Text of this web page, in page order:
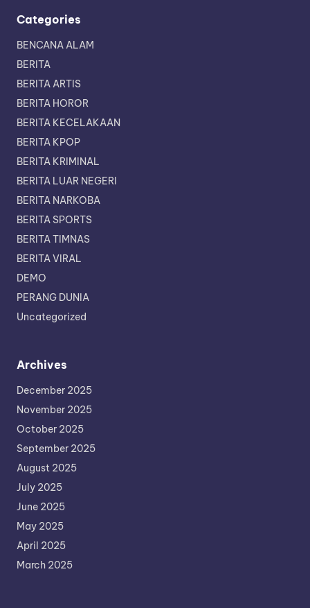
Categories
BENCANA ALAM
BERITA
BERITA ARTIS
BERITA HOROR
BERITA KECELAKAAN
BERITA KPOP
BERITA KRIMINAL
BERITA LUAR NEGERI
BERITA NARKOBA
BERITA SPORTS
BERITA TIMNAS
BERITA VIRAL
DEMO
PERANG DUNIA
Uncategorized
Archives
December 2025
November 2025
October 2025
September 2025
August 2025
July 2025
June 2025
May 2025
April 2025
March 2025